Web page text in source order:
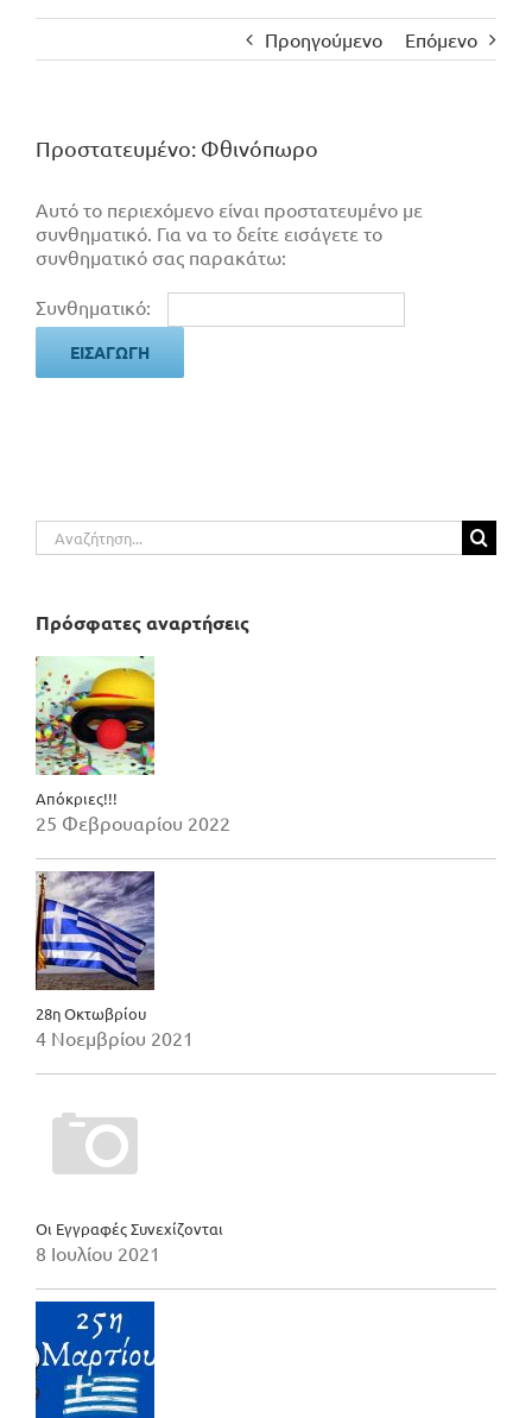
Προηγούμενο Επόμενο
Πρoστατευμένο: Φθινόπωρο
Αυτό το περιεχόμενο είναι προστατευμένο με
συνθηματικό. Για να το δείτε εισάγετε το
συνθηματικό σας παρακάτω:
Συνθηματικό:
Αναζήτηση
για:
Πρόσφατες αναρτήσεις
Απόκριες!!!
25 Φεβρουαρίου 2022
28η Οκτωβρίου
4 Νοεμβρίου 2021
Οι Εγγραφές Συνεχίζονται
8 Ιουλίου 2021